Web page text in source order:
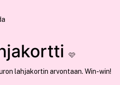
🩷
lahjakortin arvontaan. Win-win!